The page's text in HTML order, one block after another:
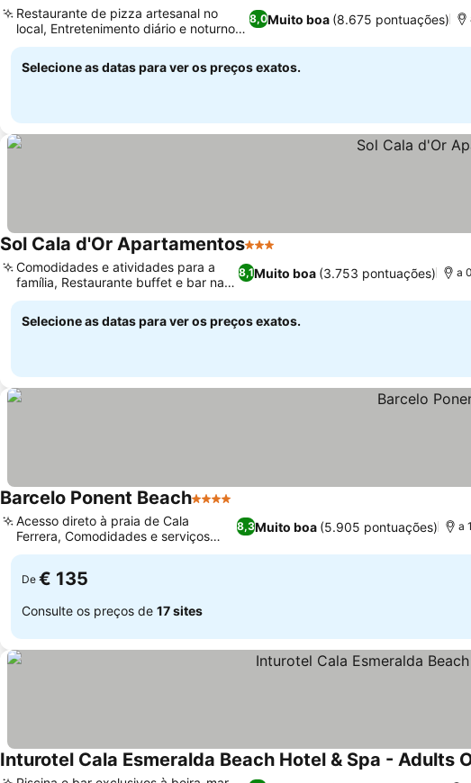
8,0Muito boa (8.675 pontuações)
Restaurante de pizza artesanal no
local, Entretenimento diário e noturno
envolvente
Selecione as datas para ver os preços exatos.
Sol Cala d'Or Apartamentos3 Estrelas
8,1Muito boa (3.753 pontuações)
Comodidades e atividades para a
família, Restaurante buffet e bar na
piscina
a
Selecione as datas para ver os preços exatos.
Barcelo Ponent Beach4 Estrelas
8,3Muito boa (5.905 pontuações)
Acesso direto à praia de Cala
Ferrera, Comodidades e serviços
para a família
a
De € 135
Consulte os preços de 17 sites
Inturotel Cala Esmeralda Beach Hotel & Spa - Adults